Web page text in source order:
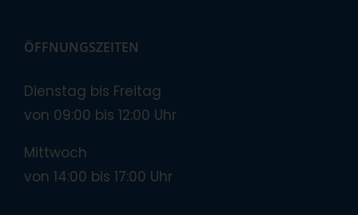
ÖFFNUNGSZEITEN
Dienstag bis Freitag
von 09:00 bis 12:00 Uhr
Mittwoch
von 14:00 bis 17:00 Uhr